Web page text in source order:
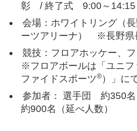
彰 / 終了式 9:00～14:15
会場：ホワイトリング（
ーツアリーナ） ※長野県
競技：フロアホッケー、
※フロアボールは「ユニフ
ファイドスポーツ®）」に
参加者： 選手団 約350
約900名（延べ人数）